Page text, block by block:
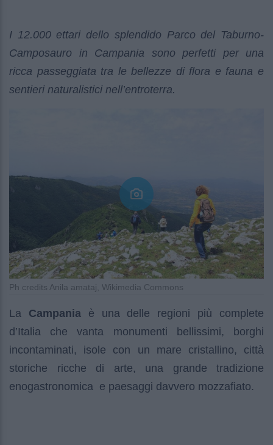
I 12.000 ettari dello splendido Parco del Taburno-
Camposauro in Campania sono perfetti per una
ricca passeggiata tra le bellezze di flora e fauna e
sentieri naturalistici nell’entroterra.
Ph credits Anila amataj, Wikimedia Commons
La Campaniaè una delle regioni più complete
d’Italia che vanta monumenti bellissimi, borghi
incontaminati, isole con un mare cristallino, città
storiche ricche di arte, una grande tradizione
enogastronomica e paesaggi davvero mozzafiato.